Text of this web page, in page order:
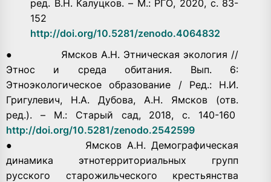
ред. В.Н. Калуцков. – М.: РГО, 2020, с. 83-
152
http://doi.org/10.5281/zenodo.4064832
● Ямсков А.Н. Этническая экология //
Этнос и среда обитания. Вып. 6:
Этноэкологическое образование / Ред.: Н.И.
Григулевич, Н.А. Дубова, А.Н. Ямсков (отв.
ред.). – М.: Старый сад, 2018, с. 140-160
http://doi.org/10.5281/zenodo.2542599
● Ямсков А.Н. Демографическая
динамика этнотерриториальных групп
русского старожильческого крестьянства